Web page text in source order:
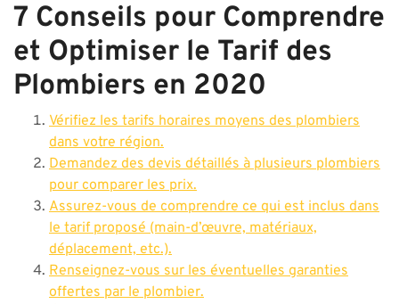
7 Conseils pour Comprendre
et Optimiser le Tarif des
Plombiers en 2020
Vérifiez les tarifs horaires moyens des plombiers
dans votre région.
Demandez des devis détaillés à plusieurs plombiers
pour comparer les prix.
Assurez-vous de comprendre ce qui est inclus dans
le tarif proposé (main-d’œuvre, matériaux,
déplacement, etc.).
Renseignez-vous sur les éventuelles garanties
offertes par le plombier.